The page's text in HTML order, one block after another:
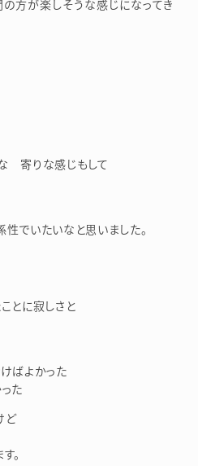
方が楽しそうな感じになってき
寄りな感じもして
でいたいなと思いました。
とに寂しさと
ばよかった
た
ど
。